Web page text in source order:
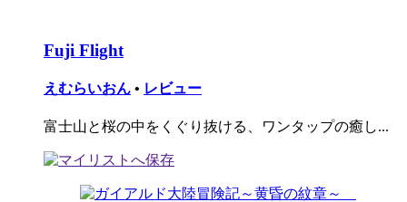
Fuji Flight
えむらいおん • レビュー
富士山と桜の中をくぐり抜ける、ワンタップの癒し...